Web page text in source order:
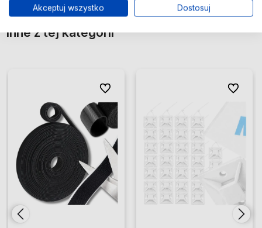
Inne z tej kategorii
Do ulubionych
Do ulubionych Do
Do
Akceptuj wszystko Dostosuj